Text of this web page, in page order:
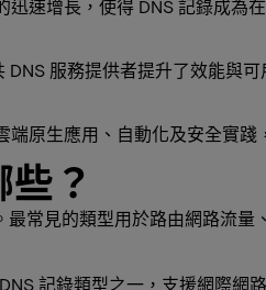
迅速增長，使得 DNS 記錄成為
DNS 服務提供者提升了效能與
端原生應用、自動化及安全實
？
常見的類型用於路由網路流量
記錄類型之一，支援網際網